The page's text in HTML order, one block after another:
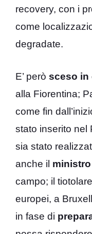
recovery, con i
come
degradate.
E’ però sceso in
alla Fiorentina;
come fin
stato inserito nel
sia stato
anche il
campo; il
europei, a
in fase di